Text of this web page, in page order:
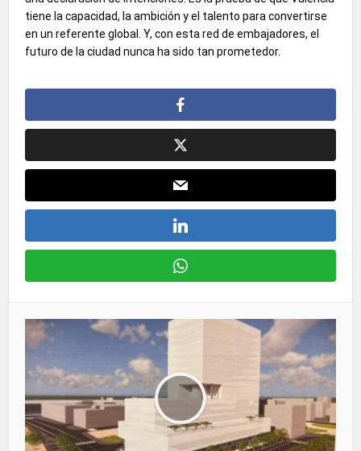
tiene la capacidad, la ambición y el talento para convertirse
en un referente global. Y, con esta red de embajadores, el
futuro de la ciudad nunca ha sido tan prometedor.